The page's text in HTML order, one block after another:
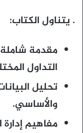
. يتناول الكتاب:
مقدمة شاملة
التداول
تحليل
والأساسي.
مفاهيم